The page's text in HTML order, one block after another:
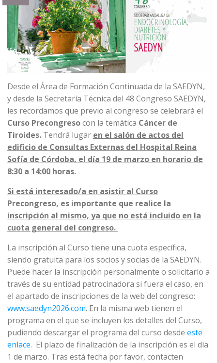
Desde el Área de Formación Continuada de la SAEDYN,
y desde la Secretaría Técnica del 48 Congreso SAEDYN,
les recordamos que previo al congreso se celebrará el
Curso Precongresocon la temática Cáncer de
Tiroides. Tendrá lugar en el salón de actos del
edificio de Consultas Externas del Hospital Reina
Sofía de Córdoba, el día 19 de marzo en horario de
8:30 a 14:00 horas.
Si está interesado/a en asistir al Curso
Precongreso, es importante que realice la
inscripción al mismo, ya que no está incluido en la
cuota general del congreso.
La inscripción al Curso tiene una cuota específica,
siendo gratuita para los socios y socias de la SAEDYN.
Puede hacer la inscripción personalmente o solicitarlo a
través de su entidad patrocinadora si fuera el caso, en
el apartado de inscripciones de la web del congreso:
www.saedyn2026.com. En la misma web tienen el
programa en el que se incluyen los detalles del Curso,
pudiendo descargar el programa del curso desde este
enlace. El plazo de finalización de la inscripción es el día
1 de marzo. Tras está fecha por favor, contacten